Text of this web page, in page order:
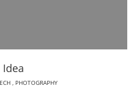
Idea
, PHOTOGRAPHY